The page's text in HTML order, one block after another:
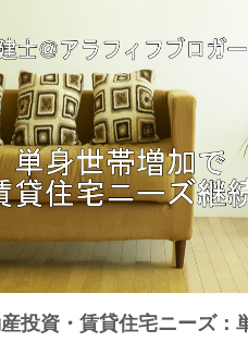
投資・賃貸住宅ニーズ：